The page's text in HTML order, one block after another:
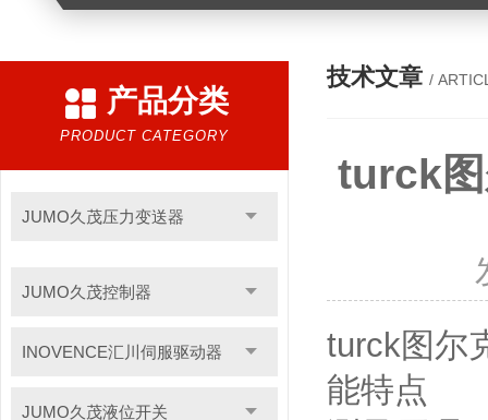
产品分类
PRODUCT CATEGORY
JUMO久茂压力变送器
JUMO久茂控制器
INOVENCE汇川伺服驱动器
JUMO久茂液位开关
技术文章 /
turck图
turck图尔
能特点